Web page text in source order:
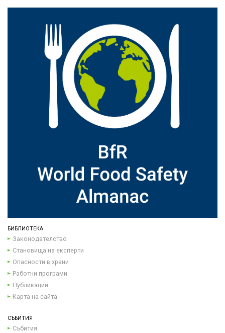
БИБЛИОТЕКА
Законодателство
Становища на експерти
Опасности в храни
Работни програми
Публикации
Карта на сайта
СЪБИТИЯ
Събития